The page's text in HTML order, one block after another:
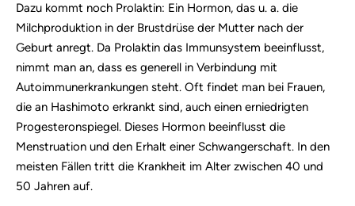
Dazu kommt noch Prolaktin: Ein Hormon, das u. a. die
Milchproduktion in der Brustdrüse der Mutter nach der
Geburt anregt. Da Prolaktin das Immunsystem beeinflusst,
nimmt man an, dass es generell in Verbindung mit
Autoimmunerkrankungen steht. Oft findet man bei Frauen,
die an Hashimoto erkrankt sind, auch einen erniedrigten
Progesteronspiegel. Dieses Hormon beeinflusst die
Menstruation und den Erhalt einer Schwangerschaft. In den
meisten Fällen tritt die Krankheit im Alter zwischen 40 und
50 Jahren auf.